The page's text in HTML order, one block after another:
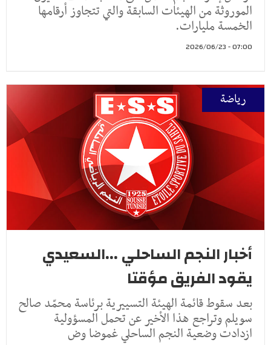
الموروثة من الهيئات السابقة والتي تتجاوز أرقامها
الخمسة مليارات.
07:00 - 2026/06/23
رياضة
أخبار النجم الساحلي ...السعيدي
يقود الفريق مؤقتا
بعد سقوط قائمة الهيئة التسييرية برئاسة محمّد صالح
سويلم وتراجع هذا الأخير عن تحمل المسؤولية
ازدادت وضعية النجم الساحلي غموضا وض